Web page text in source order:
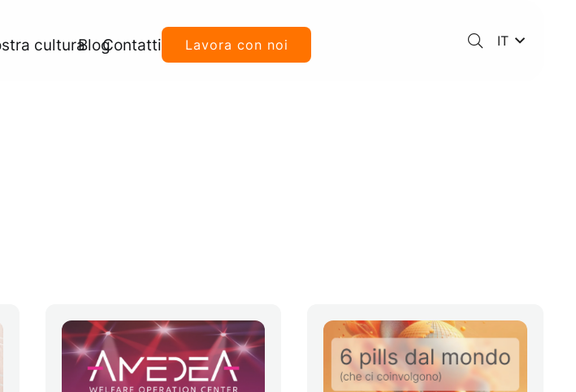
culturaBlogContatti Lavora con noi IT